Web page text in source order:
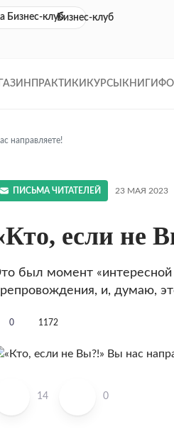
Бизнес-клуб
ПРАКТИКИ КУРСЫ КНИГИ
направляете!
ПИСЬМА ЧИТАТЕЛЕЙ 23 МАЯ 2023
если не
был момент «интересной
и, думаю,
0 1172
14 0